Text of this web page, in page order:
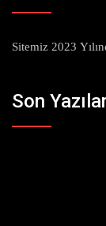
Sitemiz 2023
Son